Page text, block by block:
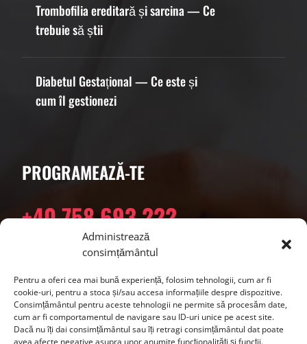
Administrează
consimțământul
Pentru a oferi cea mai bună experiență, folosim tehnologii, cum ar fi
cookie-uri, pentru a stoca și/sau accesa informațiile despre dispozitive.
Consimțământul pentru aceste tehnologii ne permite să procesăm date,
cum ar fi comportamentul de navigare sau ID-uri unice pe acest site.
Dacă nu îți dai consimțământul sau îți retragi consimțământul dat poate
avea afecte negative asupra unor anumite funcționalități și funcții.
Trombofilia ereditară și sarcina — Ce
trebuie să știi
Diabetul Gestațional — Ce este și
cum îl gestionezi
PROGRAMEAZĂ-TE
+40 758 693 222
Suntem disponibili pentru programări telefonice în